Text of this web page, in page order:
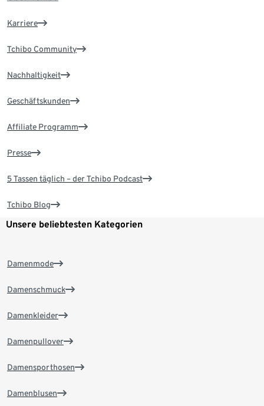
Karriere
Tchibo Community
Nachhaltigkeit
Geschäftskunden
Affiliate Programm
Presse
5 Tassen täglich – der Tchibo Podcast
Tchibo Blog
Unsere beliebtesten Kategorien
Damenmode
Damenschmuck
Damenkleider
Damenpullover
Damensporthosen
Damenblusen